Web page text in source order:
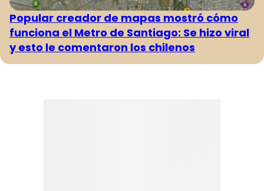
Popular creador de mapas mostró cómo
funciona el Metro de Santiago: Se hizo viral
y esto le comentaron los chilenos